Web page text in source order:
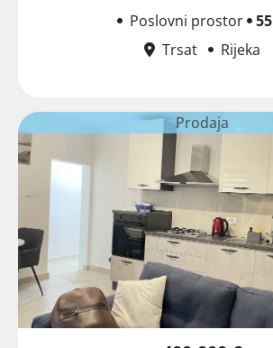
Poslovni prostor 55
Trsat
Rijeka
Prodaja